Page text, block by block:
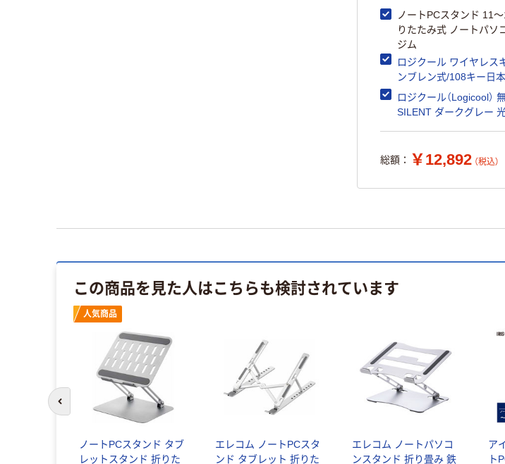
ノートPCスタンド 11
りたたみ式 ノートパソ
ジム
ロジクール ワイヤレス
ンブレン式/108キー日
ロジクール（Logicool）
SILENT ダークグレー
総額： ￥12,892 （税込）
この商品を見た人はこちらも検討されています
人気商品
ノートPCスタンド タブ
レットスタンド 折りた
エレコム ノートPCスタ
ンド タブレット 折りた
エレコム ノートパソコ
ンスタンド 折り畳み 鉄
ア
ト
前のスライドへ